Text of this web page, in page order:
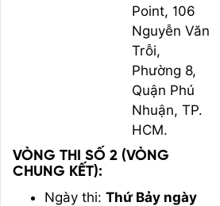
Point, 106
Nguyễn Văn
Trỗi,
Phường 8,
Quận Phú
Nhuận, TP.
HCM.
VÒNG THI SỐ 2 (VÒNG
CHUNG KẾT):
Ngày thi: Thứ Bảy ngày